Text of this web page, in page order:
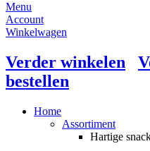
Menu
Account
Winkelwagen
Verder winkelen
bestellen
Home
Assortiment
Hartige